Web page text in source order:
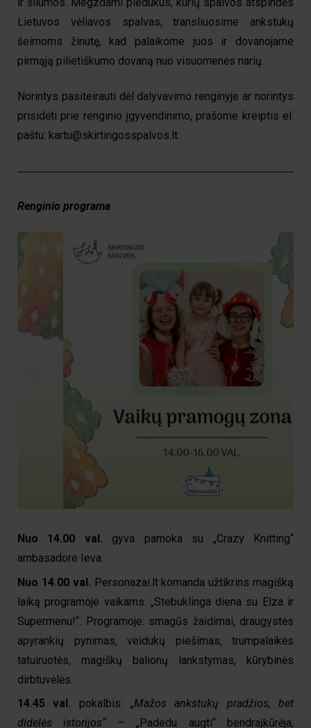
Lietuvos vėliavos spalvas, transliuosime ankstukų
šeimoms žinutę, kad palaikome juos ir dovanojame
pirmąją pilietiškumo dovaną nuo visuomenės narių.
Norintys pasiteirauti dėl dalyvavimo renginyje ar norintys
prisidėti prie renginio įgyvendinimo, prašome kreiptis el.
paštu: kartu@skirtingosspalvos.lt.
Renginio programa
Nuo 14.00 val. gyva pamoka su „Crazy Knitting“
ambasadore Ieva.
Nuo 14.00 val. Personazai.lt komanda užtikrins magišką
laiką programoje vaikams: „Stebuklinga diena su Elza ir
Supermenu!“. Programoje: smagūs žaidimai, draugystės
apyrankių pynimas, veidukų piešimas, trumpalaikės
tatuiruotės, magiškų balionų lankstymas, kūrybinės
dirbtuvėlės.
14.45
val. pokalbis:„Mažos ankstukų pradžios, bet
didelės istorijos“ – „Padedu augti“ bendraįkūrėja,